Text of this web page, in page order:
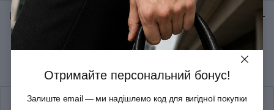
Група Standard Table
Серійний
Відгуки: ★ 0 (0)
Отримайте персональний бонус!
Залиште email — ми надішлемо код для вигідної покупки